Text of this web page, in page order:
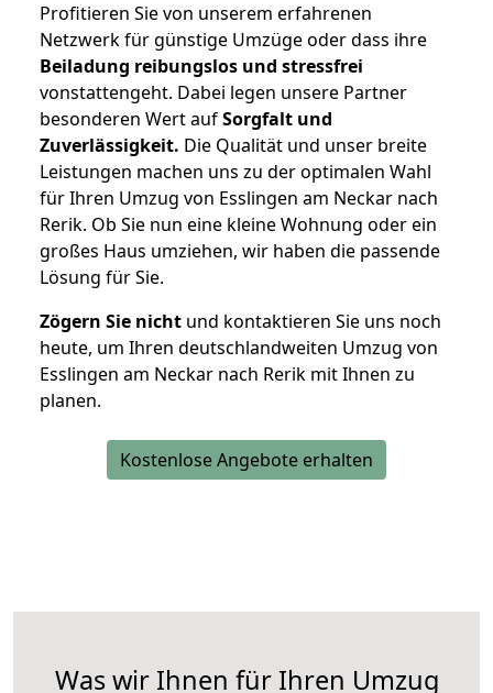
Profitieren Sie von unserem erfahrenen
Netzwerk für günstige Umzüge oder dass ihre
Beiladung reibungslos und stressfrei
vonstattengeht. Dabei legen unsere Partner
besonderen Wert aufSorgfalt und
Zuverlässigkeit. Die Qualität und unser breite
Leistungen machen uns zu der optimalen Wahl
für Ihren Umzug von Esslingen am Neckar nach
Rerik. Ob Sie nun eine kleine Wohnung oder ein
großes Haus umziehen, wir haben die passende
Lösung für Sie.
Zögern Sie nicht und kontaktieren Sie uns noch
heute, um Ihren deutschlandweiten Umzug von
Esslingen am Neckar nach Rerik mit Ihnen zu
planen.
Kostenlose Angebote erhalten
Was wir Ihnen für Ihren Umzug